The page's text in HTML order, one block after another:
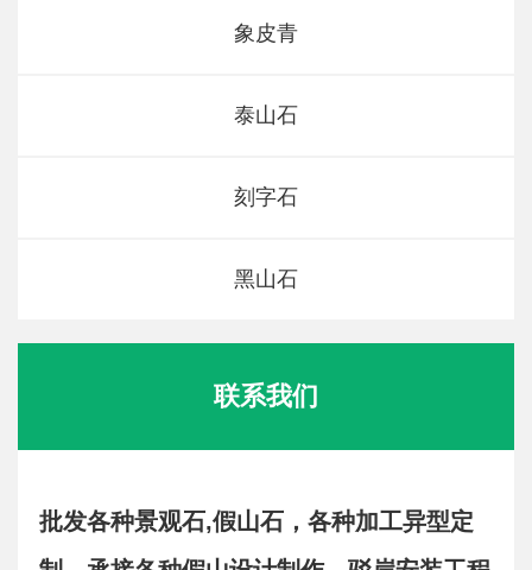
象皮青
泰山石
刻字石
黑山石
联系我们
批发各种景观石,假山石，各种加工异型定